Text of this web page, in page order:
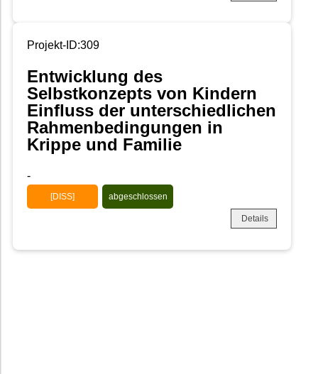
Projekt-ID:309
Entwicklung des
Selbstkonzepts von Kindern
Einfluss der unterschiedlichen
Rahmenbedingungen in
Krippe und Familie
-
[DISS] abgeschlossen
Details